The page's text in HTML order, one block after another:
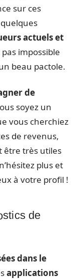
sur ces
actuels et
pas impossible
beau pactole.
de
soyez un
vous cherchiez
de revenus,
être très utiles
plus et
à votre profil !
de
dans le
applications